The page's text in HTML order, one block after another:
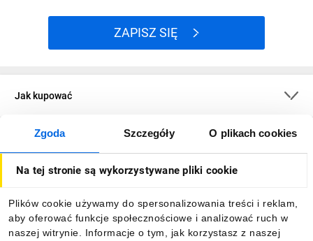
Zgoda Szczegóły O plikach cookies
Na tej stronie są wykorzystywane pliki cookie
Plików cookie używamy do spersonalizowania treści i reklam,
aby oferować funkcje społecznościowe i analizować ruch w
naszej witrynie. Informacje o tym, jak korzystasz z naszej
ZAPISZ SIĘ
Jak kupować
O firmie
Informacje